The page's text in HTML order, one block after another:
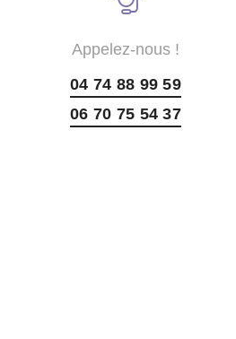
Appelez-nous !
04 74 88 99 59
06 70 75 54 37